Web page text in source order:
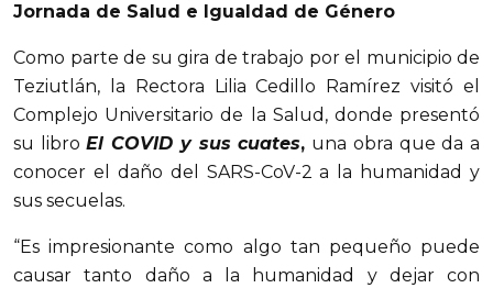
Jornada de Salud e Igualdad de Género
Como parte de su gira de trabajo por el municipio de
Teziutlán, la Rectora Lilia Cedillo Ramírez visitó el
Complejo Universitario de la Salud, donde presentó
su libroEl COVID y sus cuates, una obra que da a
conocer el daño del SARS-CoV-2 a la humanidad y
sus secuelas.
“Es impresionante como algo tan pequeño puede
causar tanto daño a la humanidad y dejar con